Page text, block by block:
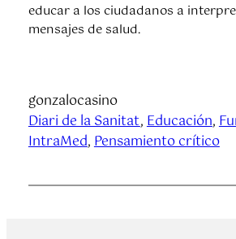
educar a los ciudadanos a
mensajes de salud.
gonzalocasino
Diari de la Sanitat, Educación,
IntraMed, Pensamiento crítico